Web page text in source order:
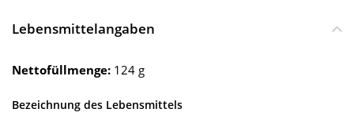
Lebensmittelangaben
Nettofüllmenge: 124 g
Bezeichnung des Lebensmittels